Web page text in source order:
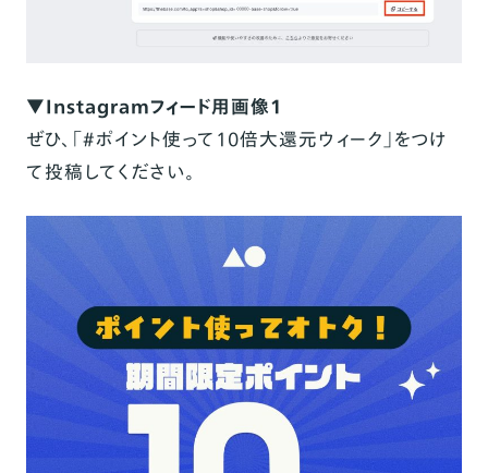
▼Instagramフィード用画像1
ぜひ、「＃ポイント使って10倍大還元ウィーク」をつけ
て投稿してください。